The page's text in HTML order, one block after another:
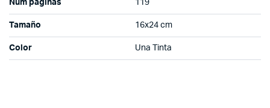
Num páginas 119
Tamaño 16x24 cm
Color Una Tinta